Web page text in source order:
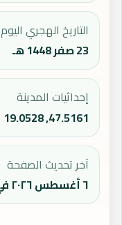
التاريخ الهجري اليوم
23 صفر 1448 هـ
إحداثيات المدينة
47.5161, 19.0528
آخر تحديث الصفحة
٦ أغسطس ٢٠٢٦ في ١:٠٧ ص